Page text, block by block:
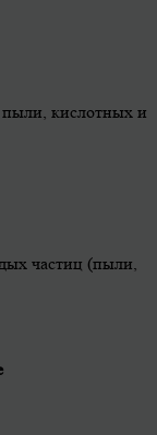
кислотных и
частиц (пыли,